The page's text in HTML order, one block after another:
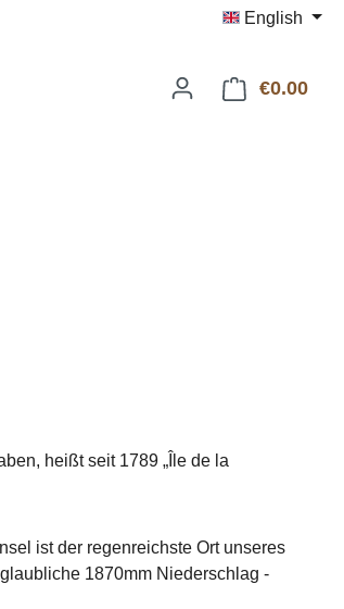
English
€0.00
heißt seit 1789 „Île de la
ist der regenreichste Ort unseres
1870mm Niederschlag -